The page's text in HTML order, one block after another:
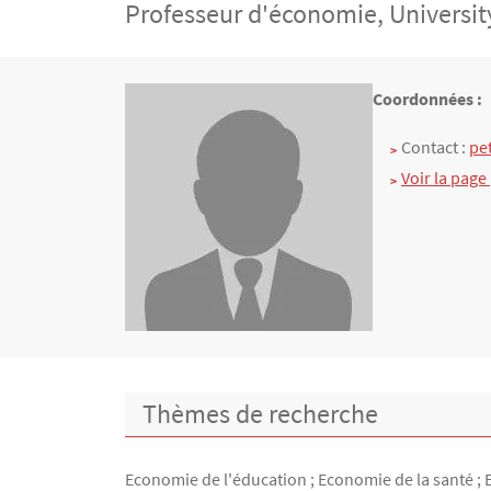
Professeur d'économie,
Texte
Coordonnées :
Contact :
Voir la
Thèmes de recherche
Economie de l'éducation ; Economie de la santé ;